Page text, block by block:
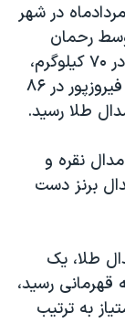
در این رقابت‌ها که طی روزهای ۲۳ تا ۲۷ مردادماه در شهر
رحمان
عموزاد خلیلی در ۶۱ کیلوگرم، عرفان الهی در ۷۰ کیلوگرم،
محمد نخودی در ۷۹ کیلوگرم، امیرحسین فیروزپور در ۸۶
کیلوگرم به مدال نقره و
به مدال برنز دست
دوره، تیم ایران با کسب ۵ مدال طلا، یک
برنز و ۱۷۸ امتیاز به قهرمانی رسید،
با ۱۴۲ امتیاز و آمریکا با ۱۲۹ امتیاز به ترتیب